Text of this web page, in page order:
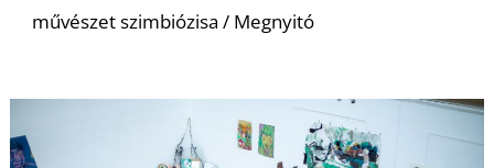
művészet szimbiózisa / Megnyitó